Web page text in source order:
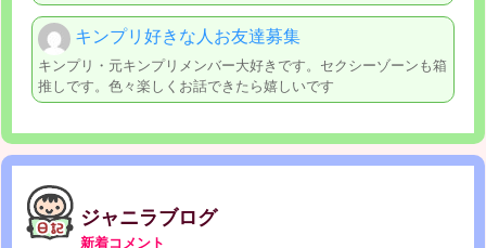
キンプリ好きな人お友達募集
キンプリ・元キンプリメンバー大好きです。セクシーゾーンも箱
推しです。色々楽しくお話できたら嬉しいです
ジャニラブログ
新着コメント